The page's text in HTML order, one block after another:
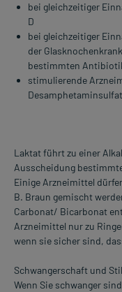
bei gleichzeitiger
D
bei gleichzeitiger
der
bestimmten
stimulierende
Laktat führt zu einer
Ausscheidung
Einige Arzneimittel
B. Braun gemischt
Carbonat/ Bicarbonat
Arzneimittel nur zu
wenn sie sicher sind,
Schwangerschaft und
Wenn Sie schwanger